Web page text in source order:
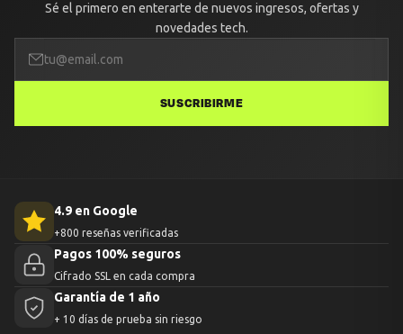
Sé el primero en enterarte de nuevos ingresos, ofertas y
novedades tech.
SUSCRIBIRME
4.9 en Google
+800 reseñas verificadas
Pagos 100% seguros
Cifrado SSL en cada compra
Garantía de 1 año
+ 10 días de prueba sin riesgo